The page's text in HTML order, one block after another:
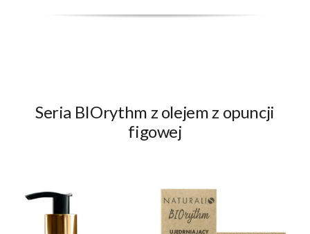
Seria BIOrythm z olejem z opuncji
figowej